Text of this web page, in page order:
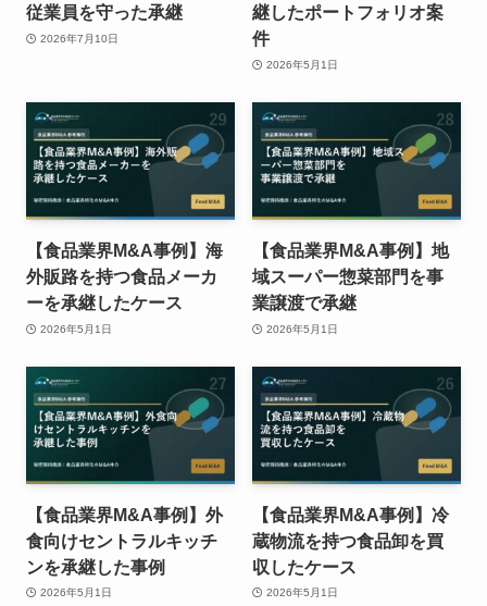
従業員を守った承継
2026年7月10日
継したポートフォリオ案
件
2026年5月1日
【食品業界M&A事例】海
外販路を持つ食品メーカ
ーを承継したケース
2026年5月1日
【食品業界M&A事例】地
域スーパー惣菜部門を事
業譲渡で承継
2026年5月1日
【食品業界M&A事例】外
食向けセントラルキッチ
ンを承継した事例
2026年5月1日
【食品業界M&A事例】冷
蔵物流を持つ食品卸を買
収したケース
2026年5月1日